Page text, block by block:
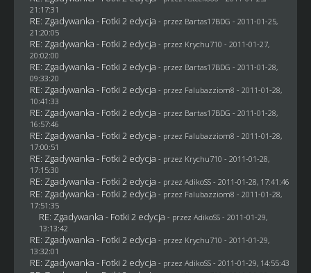
21:17:31
RE: Zgadywanka - Fotki 2 edycja - przez Bartas17BDG - 2011-01-25,
21:20:05
RE: Zgadywanka - Fotki 2 edycja - przez Krychu710 - 2011-01-27,
20:02:00
RE: Zgadywanka - Fotki 2 edycja - przez Bartas17BDG - 2011-01-28,
09:33:20
RE: Zgadywanka - Fotki 2 edycja - przez Falubazziom8 - 2011-01-28,
10:41:33
RE: Zgadywanka - Fotki 2 edycja - przez Bartas17BDG - 2011-01-28,
16:57:46
RE: Zgadywanka - Fotki 2 edycja - przez Falubazziom8 - 2011-01-28,
17:00:51
RE: Zgadywanka - Fotki 2 edycja - przez Krychu710 - 2011-01-28,
17:15:30
RE: Zgadywanka - Fotki 2 edycja - przez AdikoSS - 2011-01-28, 17:41:46
RE: Zgadywanka - Fotki 2 edycja - przez Falubazziom8 - 2011-01-28,
17:51:35
RE: Zgadywanka - Fotki 2 edycja - przez AdikoSS - 2011-01-29,
13:13:42
RE: Zgadywanka - Fotki 2 edycja - przez Krychu710 - 2011-01-29,
13:32:01
RE: Zgadywanka - Fotki 2 edycja - przez AdikoSS - 2011-01-29, 14:55:43